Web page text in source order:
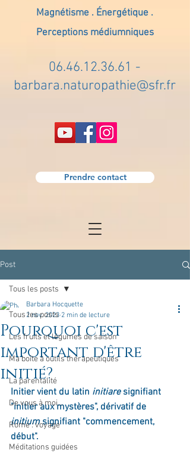
Magnétisme . Énergétique .
Perceptions médiumniques
06.46.12.36.61 -
barbara.naturopathie@sfr.fr
Prendre contact
Post
Tous les posts
Les fruits et légumes de saison
Ma boîte à outils thérapeutiques
La parentalité
De vous à moi...
Rome : voyage
Méditations guidées
Tous les posts
Pourquoi c'est
important d'être
initié?
Barbara Hocquette
2 nov. 2023 2 min de lecture
Initier vient du latin initiare signifiant
"initier aux mystères", dérivatif de
initium signifiant "commencement,
début".